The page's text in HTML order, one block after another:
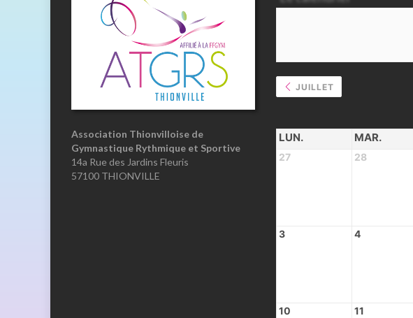
Association Thionvilloise de
Gymnastique Rythmique et Sportive
14a Rue des Jardins Fleuris
57100 THIONVILLE
JUILLET
LUN. MAR.
27 28
3 4
10 11